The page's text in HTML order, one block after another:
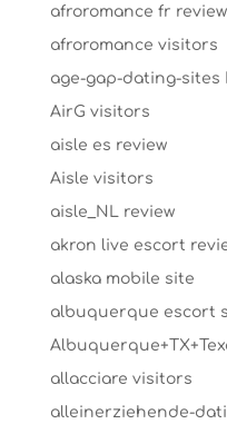
afroromance fr
afroromance visitors
age-gap-dating-sites
AirG visitors
aisle es review
Aisle visitors
aisle_NL review
akron live escort
alaska mobile site
albuquerque escort
allacciare visitors
alleinerziehende-